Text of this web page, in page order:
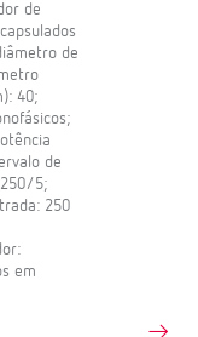
de
de
40;
de
250/5;
250
em